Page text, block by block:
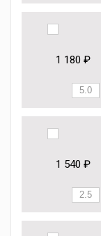
1 180 ₽
1 540 ₽